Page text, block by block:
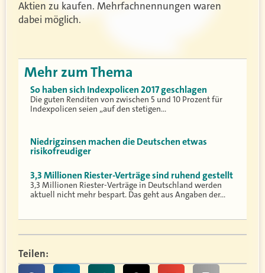
Aktien zu kaufen. Mehrfachnennungen waren
dabei möglich.
Mehr zum Thema
So haben sich Indexpolicen 2017 geschlagen
Die guten Renditen von zwischen 5 und 10 Prozent für
Indexpolicen seien „auf den stetigen…
Niedrigzinsen machen die Deutschen etwas
risikofreudiger
3,3 Millionen Riester-Verträge sind ruhend gestellt
3,3 Millionen Riester-Verträge in Deutschland werden
aktuell nicht mehr bespart. Das geht aus Angaben der…
Teilen: